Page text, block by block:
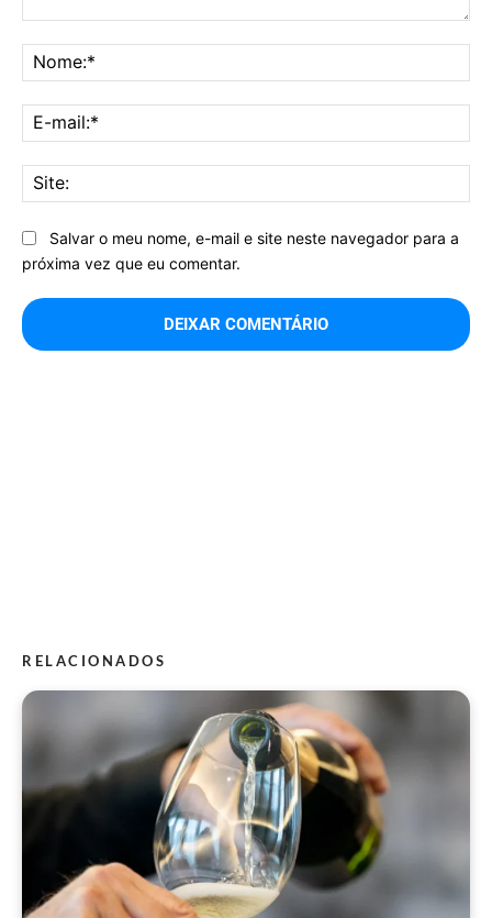
Salvar o meu nome, e-mail e site neste navegador para a
próxima vez que eu comentar.
RELACIONADOS